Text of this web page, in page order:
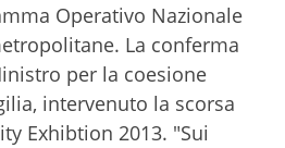
Operativo Nazionale
La conferma
per la coesione
intervenuto la scorsa
Exhibtion 2013. "Sui